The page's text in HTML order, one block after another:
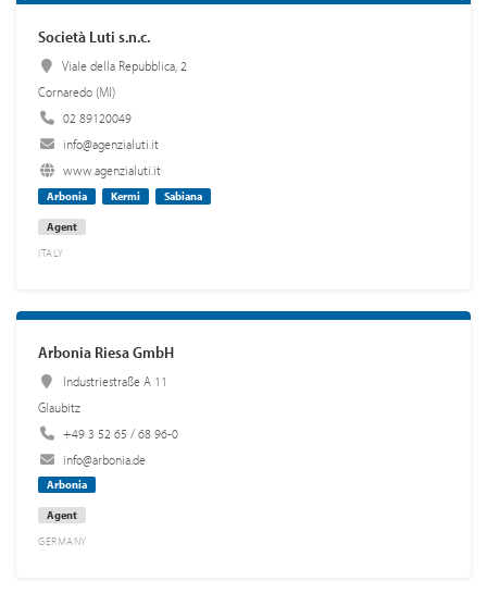
Società Luti s.n.c.
Viale della Repubblica, 2
Cornaredo (MI)
02 89120049
info@agenzialuti.it
www.agenzialuti.it
Arbonia Kermi
Sabiana
Agent
ITALY
Arbonia Riesa GmbH
Industriestraße A 11
Glaubitz
+49 3 52 65 / 68 96-0
info@arbonia.de
Arbonia
Agent
GERMANY